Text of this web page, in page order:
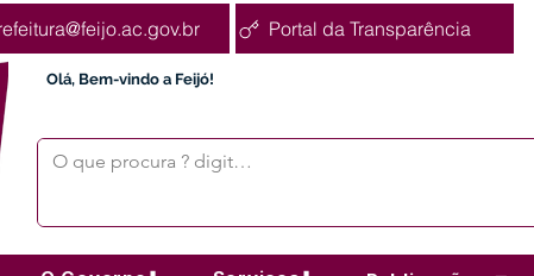
Portal da Transparência
Olá, Bem-vindo a Feijó!